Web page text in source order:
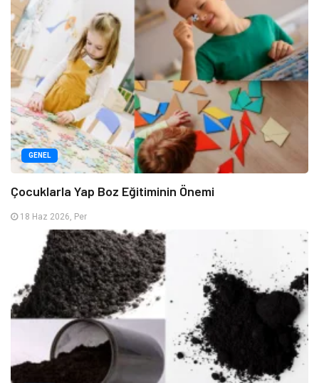
GENEL
Çocuklarla Yap Boz Eğitiminin Önemi
18 Haz 2026, Per